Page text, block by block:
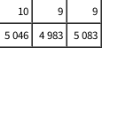
10 9
9
5 046 4 983 5 083